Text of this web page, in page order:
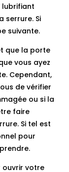
lubrifiant
serrure. Si
suivante.
que la porte
vous ayez
Cependant,
de vérifier
ou si la
faire
Si tel est
pour
ouvrir votre